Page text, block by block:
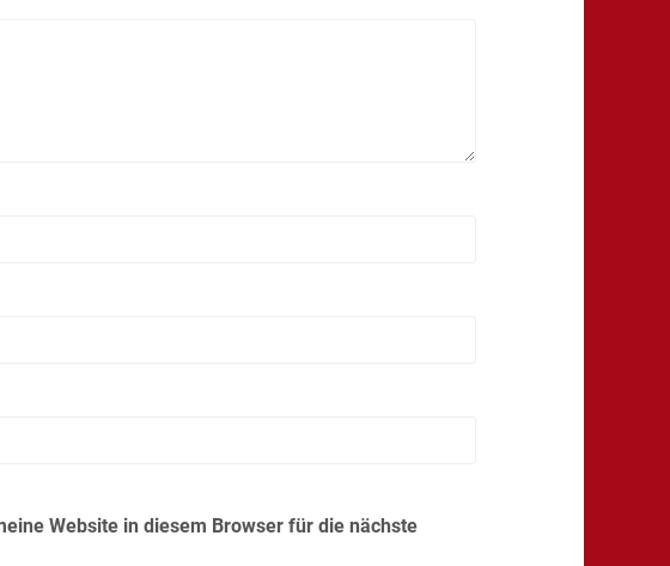
Website in diesem Browser für die nächste